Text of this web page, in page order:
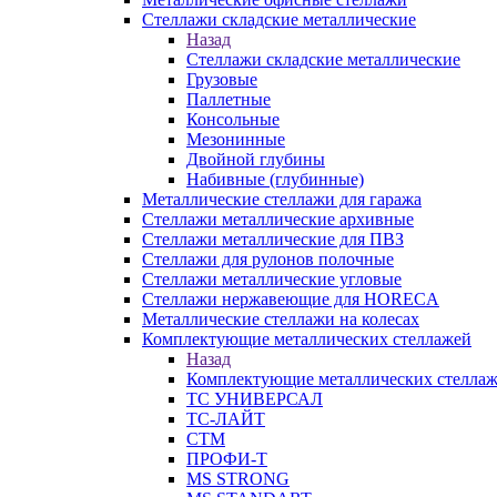
Стеллажи складские металлические
Назад
Стеллажи складские металлические
Грузовые
Паллетные
Консольные
Мезонинные
Двойной глубины
Набивные (глубинные)
Металлические стеллажи для гаража
Стеллажи металлические архивные
Стеллажи металлические для ПВЗ
Стеллажи для рулонов полочные
Стеллажи металлические угловые
Стеллажи нержавеющие для HORECA
Металлические стеллажи на колесах
Комплектующие металлических стеллажей
Назад
Комплектующие металлических
ТС УНИВЕРСАЛ
ТС-ЛАЙТ
СТМ
ПРОФИ-Т
MS STRONG